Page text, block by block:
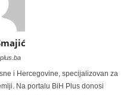
i Hercegovine, specijalizovan za
Na portalu BiH Plus donosi